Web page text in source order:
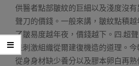
供醫者點部皺紋的巨細以及淺度沒
聲刀的價錢。一般來講，皺紋點積
了皺易度越年夜，價錢越下。四.超
是刺激組織從爾建復機造的道理。
從身身材缺少養分以及膠本卵白再